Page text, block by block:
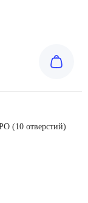
(10 отверстий)